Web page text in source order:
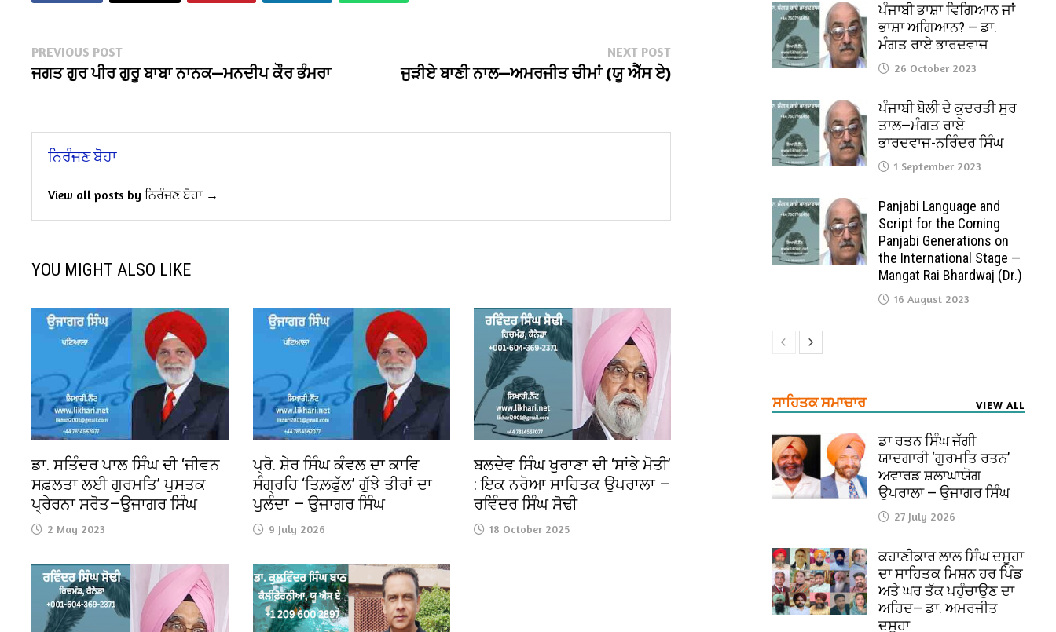
Post
navigation
PREVIOUS POSTPrevious
post:
ਜਗਤ ਗੁਰ ਪੀਰ ਗੁਰੂ ਬਾਬਾ ਨਾਨਕ—ਮਨਦੀਪ ਕੌਰ ਭੰਮਰਾ
NEXT POSTNext
ਜੁੜੀਏ ਬਾਣੀ ਨਾਲ—ਅਮਰਜੀਤ ਚੀਮਾਂ (ਯੂ ਐੱਸ ਏ)
ਨਿਰੰਜਣ ਬੋਹਾ
View all posts by ਨਿਰੰਜਣ ਬੋਹਾ →
YOU MIGHT ALSO LIKE
ਡਾ. ਸਤਿੰਦਰ ਪਾਲ ਸਿੰਘ ਦੀ ‘ਜੀਵਨ
ਸਫ਼ਲਤਾ ਲਈ ਗੁਰਮਤਿ’ ਪੁਸਤਕ
ਪ੍ਰੇਰਨਾ ਸਰੋਤ—ਉਜਾਗਰ ਸਿੰਘ
2 May 2023
ਪ੍ਰੋ. ਸ਼ੇਰ ਸਿੰਘ ਕੰਵਲ ਦਾ ਕਾਵਿ
ਸੰਗ੍ਰਹਿ ‘ਤਿਲ਼ਫੁੱਲ’ ਗੁੱਝੇ ਤੀਰਾਂ ਦਾ
ਪੁਲੰਦਾ — ਉਜਾਗਰ ਸਿੰਘ
9 July 2026
ਬਲਦੇਵ ਸਿੰਘ ਖੁਰਾਣਾ ਦੀ ‘ਸਾਂਭੇ ਮੋਤੀ’
: ਇਕ ਨਰੋਆ ਸਾਹਿਤਕ ਉਪਰਾਲਾ —
ਰਵਿੰਦਰ ਸਿੰਘ ਸੋਢੀ
18 October 2025
ਪੰਜਾਬੀ ਭਾਸ਼ਾ ਵਿਗਿਆਨ ਜਾਂ
ਭਾਸ਼ਾ ਅਗਿਆਨ? — ਡਾ.
ਮੰਗਤ ਰਾਏ ਭਾਰਦਵਾਜ
26 October 2023
ਪੰਜਾਬੀ ਬੋਲੀ ਦੇ ਕੁਦਰਤੀ ਸੁਰ
ਤਾਲ—ਮੰਗਤ ਰਾਏ
ਭਾਰਦਵਾਜ-ਨਰਿੰਦਰ ਸਿੰਘ
1 September 2023
Panjabi Language and
Script for the Coming
Panjabi Generations on
the International Stage —
Mangat Rai Bhardwaj (Dr.)
16 August 2023
ਸਾਹਿਤਕ ਸਮਾਚਾਰ VIEW ALL
ਡਾ ਰਤਨ ਸਿੰਘ ਜੱਗੀ
ਯਾਦਗਾਰੀ ‘ਗੁਰਮਤਿ ਰਤਨ’
ਅਵਾਰਡ ਸ਼ਲਾਘਾਯੋਗ
ਉਪਰਾਲਾ — ਉਜਾਗਰ ਸਿੰਘ
27 July 2026
ਕਹਾਣੀਕਾਰ ਲਾਲ ਸਿੰਘ ਦਸੂਹਾ
ਦਾ ਸਾਹਿਤਕ ਮਿਸ਼ਨ ਹਰ ਪਿੰਡ
ਅਤੇ ਘਰ ਤੱਕ ਪਹੁੰਚਾਉਣ ਦਾ
ਅਹਿਦ— ਡਾ. ਅਮਰਜੀਤ
ਦਸੂਹਾ